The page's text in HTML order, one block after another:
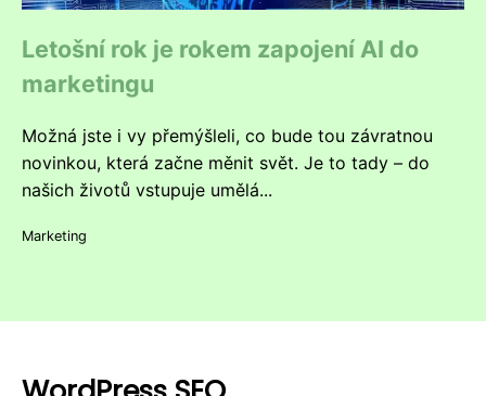
Letošní rok je rokem zapojení AI do
marketingu
Možná jste i vy přemýšleli, co bude tou závratnou
novinkou, která začne měnit svět. Je to tady – do
našich životů vstupuje umělá...
Marketing